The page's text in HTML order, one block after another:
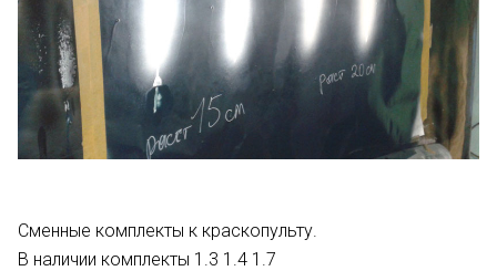
Сменные комплекты к краскопульту.
В наличии комплекты 1.3 1.4 1.7